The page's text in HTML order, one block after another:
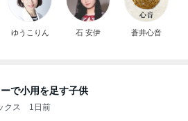
ゆうこりん 石 安伊 蒼井心音
で小用を足す子供
クス 1日前